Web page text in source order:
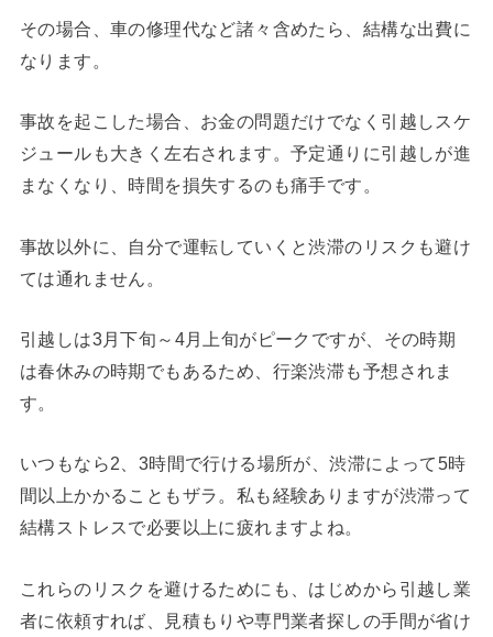
その場合、車の修理代など諸々含めたら、結構な出費に
なります。
事故を起こした場合、お金の問題だけでなく引越しスケ
ジュールも大きく左右されます。予定通りに引越しが進
まなくなり、時間を損失するのも痛手です。
事故以外に、自分で運転していくと渋滞のリスクも避け
ては通れません。
引越しは3月下旬～4月上旬がピークですが、その時期
は春休みの時期でもあるため、行楽渋滞も予想されま
す。
いつもなら2、3時間で行ける場所が、渋滞によって5時
間以上かかることもザラ。私も経験ありますが渋滞って
結構ストレスで必要以上に疲れますよね。
これらのリスクを避けるためにも、はじめから引越し業
者に依頼すれば、見積もりや専門業者探しの手間が省け